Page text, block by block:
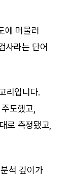
에 머물러
사라는 단어
리입니다.
도했고,
로 측정됐고,
석 깊이가